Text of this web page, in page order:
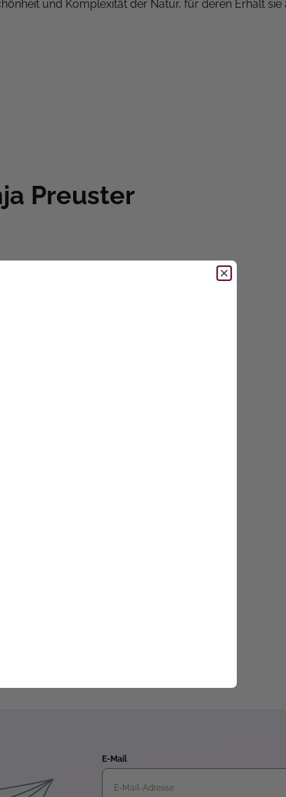
und Komplexität der Natur, für deren Erhalt sie
Preuster
E-Mail